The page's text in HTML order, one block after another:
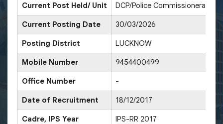
Current Post Held/ Unit DCP/Police Commissionerate,
Current Posting Date 30/03/2026
Posting District LUCKNOW
Mobile Number 9454400499
Office Number -
Date of Recruitment 18/12/2017
Cadre, IPS Year IPS-RR 2017